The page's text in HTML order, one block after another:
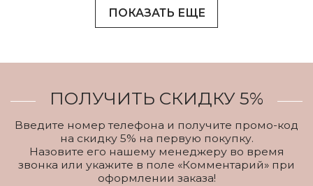
ПОКАЗАТЬ ЕЩЕ
ПОЛУЧИТЬ СКИДКУ 5%
Введите номер телефона и получите промо-код
на скидку 5% на первую покупку.
Назовите его нашему менеджеру во время
звонка или укажите в поле «Комментарий» при
оформлении заказа!